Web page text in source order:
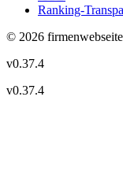
Ranking-
© 2026
v0.37.4
v0.37.4